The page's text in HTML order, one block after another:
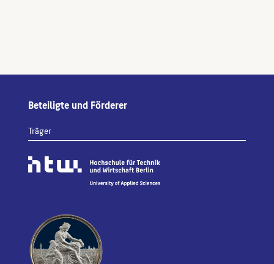
Beteiligte und Förderer
Träger